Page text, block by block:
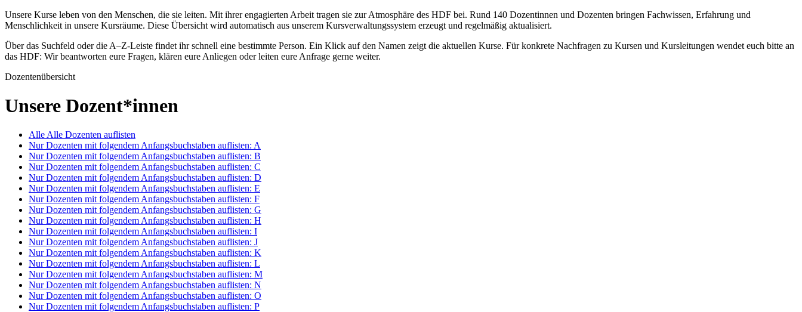
Unsere Kurse leben von den Menschen, die sie leiten. Mit ihrer engagierten Arbeit tragen sie zur Atmosphäre des HDF bei. Rund 140 Dozentinnen und Dozenten bringen Fachwissen, Erfahrung und
Menschlichkeit in unsere Kursräume. Diese Übersicht wird automatisch aus unserem Kursverwaltungssystem erzeugt und regelmäßig aktualisiert.
Über das Suchfeld oder die A–Z-Leiste findet ihr schnell eine bestimmte Person. Ein Klick auf den Namen zeigt die aktuellen Kurse. Für konkrete Nachfragen zu Kursen und Kursleitungen wendet euch bitte an
das HDF: Wir beantworten eure Fragen, klären eure Anliegen oder leiten eure Anfrage gerne weiter.
Dozentenübersicht
Unsere Dozent*innen
AlleAlle Dozenten auflisten
Nur Dozenten mit folgendem Anfangsbuchstaben auflisten: A
Nur Dozenten mit folgendem Anfangsbuchstaben auflisten: B
Nur Dozenten mit folgendem Anfangsbuchstaben auflisten: C
Nur Dozenten mit folgendem Anfangsbuchstaben auflisten: D
Nur Dozenten mit folgendem Anfangsbuchstaben auflisten: E
Nur Dozenten mit folgendem Anfangsbuchstaben auflisten: F
Nur Dozenten mit folgendem Anfangsbuchstaben auflisten: G
Nur Dozenten mit folgendem Anfangsbuchstaben auflisten: H
Nur Dozenten mit folgendem Anfangsbuchstaben auflisten: I
Nur Dozenten mit folgendem Anfangsbuchstaben auflisten: J
Nur Dozenten mit folgendem Anfangsbuchstaben auflisten: K
Nur Dozenten mit folgendem Anfangsbuchstaben auflisten: L
Nur Dozenten mit folgendem Anfangsbuchstaben auflisten: M
Nur Dozenten mit folgendem Anfangsbuchstaben auflisten: N
Nur Dozenten mit folgendem Anfangsbuchstaben auflisten: O
Nur Dozenten mit folgendem Anfangsbuchstaben auflisten: P